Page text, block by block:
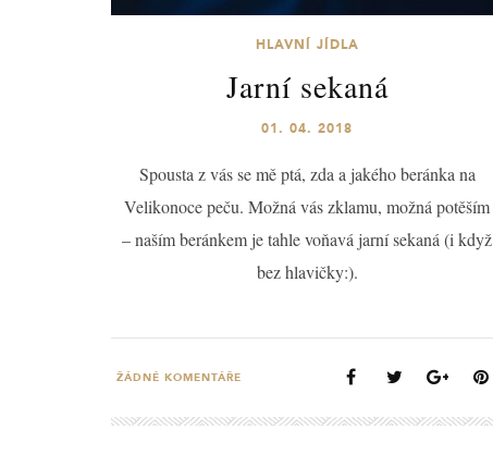
HLAVNÍ JÍDLA
Jarní sekaná
01. 04. 2018
Spousta z vás se mě ptá, zda a jakého beránka na
Velikonoce peču. Možná vás zklamu, možná potěším
– naším beránkem je tahle voňavá jarní sekaná (i když
bez hlavičky:).
ŽÁDNÉ KOMENTÁŘE